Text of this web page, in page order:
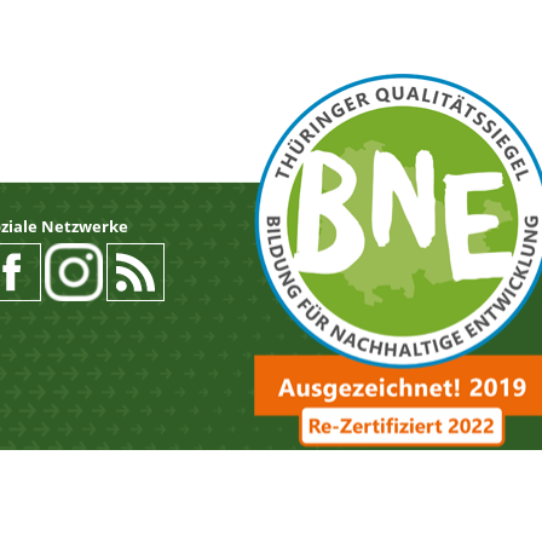
Netzwerke